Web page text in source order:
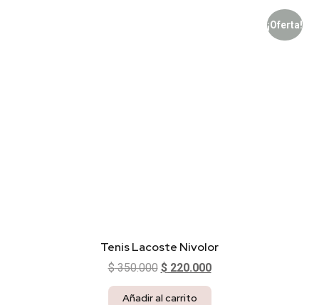
¡Oferta!
Tenis Lacoste Nivolor
$350.000 $220.000
Añadir al carrito